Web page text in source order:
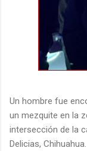
Un hombre fue
un mezquite en la
intersección de la
Delicias, Chihuahua.